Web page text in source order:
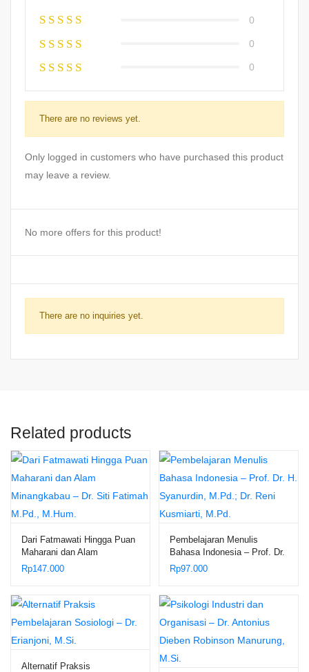
0
0
0
There are no reviews yet.
Only logged in customers who have purchased this product
may leave a review.
No more offers for this product!
There are no inquiries yet.
Related products
Dari Fatmawati Hingga Puan
Maharani dan Alam
Minangkabau – Dr. Siti
Fatimah M.Pd., M.Hum.
Rp147.000
Pembelajaran Menulis
Bahasa Indonesia – Prof. Dr.
H. Syanurdin, M.Pd.; Dr.
Reni Kusmiarti, M.Pd.
Rp97.000
Alternatif Praksis